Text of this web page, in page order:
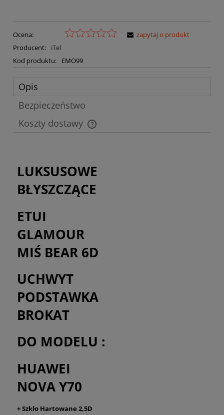
Ocena:
Producent:
iTel
Kod produktu:
EMO99
zapytaj o produkt
Opis
Bezpieczeństwo
Koszty dostawy
Cena nie zawiera ewentualnych kosztów płatności
LUKSUSOWE
BŁYSZCZĄCE
ETUI
GLAMOUR
MIŚ BEAR 6D
UCHWYT
PODSTAWKA
BROKAT
DO MODELU :
HUAWEI
NOVA Y70
+ Szkło Hartowane 2,5D